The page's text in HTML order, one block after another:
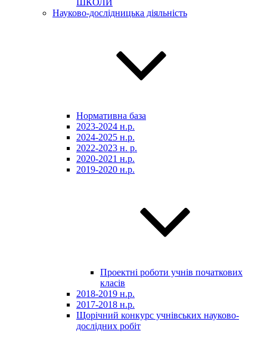
ШКОЛИ
Науково-дослідницька діяльність
Нормативна база
2023-2024 н.р.
2024-2025 н.р.
2022-2023 н. р.
2020-2021 н.р.
2019-2020 н.р.
Проектні роботи учнів початкових
класів
2018-2019 н.р.
2017-2018 н.р.
Щорічний конкурс учнівських науково-
дослідних робіт